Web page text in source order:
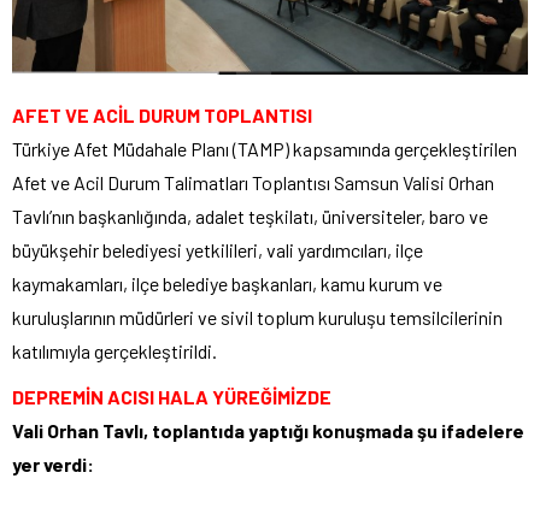
AFET VE ACİL DURUM TOPLANTISI
Türkiye Afet Müdahale Planı (TAMP) kapsamında gerçekleştirilen
Afet ve Acil Durum Talimatları Toplantısı Samsun Valisi Orhan
Tavlı’nın başkanlığında, adalet teşkilatı, üniversiteler, baro ve
büyükşehir belediyesi yetkilileri, vali yardımcıları, ilçe
kaymakamları, ilçe belediye başkanları, kamu kurum ve
kuruluşlarının müdürleri ve sivil toplum kuruluşu temsilcilerinin
katılımıyla gerçekleştirildi.
DEPREMİN ACISI HALA YÜREĞİMİZDE
Vali Orhan Tavlı, toplantıda yaptığı konuşmada şu ifadelere
yer verdi: